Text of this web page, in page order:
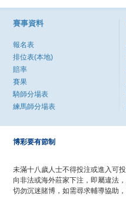
賽事資料
報名表
排位表(本地)
賠率
賽果
騎師分場表
練馬師分場表
博彩要有節制
未滿十八歲人士不得投注或進入可投
向非法或海外莊家下注，即屬違法，
切勿沉迷賭博，如需尋求輔導協助